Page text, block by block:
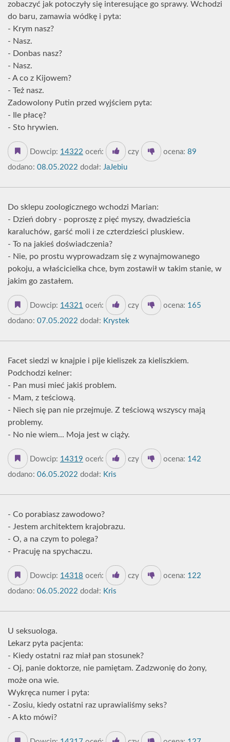
zobaczyć jak potoczyły się interesujące go sprawy. Wchodzi
do baru, zamawia wódkę i pyta:
- Krym nasz?
- Nasz.
- Donbas nasz?
- Nasz.
- A co z Kijowem?
- Też nasz.
Zadowolony Putin przed wyjściem pyta:
- Ile płacę?
- Sto hrywien.
Dowcip: 14322 oceń: czy ocena: 89
dodano: 08.05.2022 dodał: JaJebiu
Do sklepu zoologicznego wchodzi Marian:
- Dzień dobry - poproszę z pięć myszy, dwadzieścia
karaluchów, garść moli i ze czterdzieści pluskiew.
- To na jakieś doświadczenia?
- Nie, po prostu wyprowadzam się z wynajmowanego
pokoju, a właścicielka chce, bym zostawił w takim stanie, w
jakim go zastałem.
Dowcip: 14321 oceń: czy ocena: 165
dodano: 07.05.2022 dodał: Krystek
Facet siedzi w knajpie i pije kieliszek za kieliszkiem.
Podchodzi kelner:
- Pan musi mieć jakiś problem.
- Mam, z teściową.
- Niech się pan nie przejmuje. Z teściową wszyscy mają
problemy.
- No nie wiem... Moja jest w ciąży.
Dowcip: 14319 oceń: czy ocena: 142
dodano: 06.05.2022 dodał: Kris
- Co porabiasz zawodowo?
- Jestem architektem krajobrazu.
- O, a na czym to polega?
- Pracuję na spychaczu.
Dowcip: 14318 oceń: czy ocena: 122
dodano: 06.05.2022 dodał: Kris
U seksuologa.
Lekarz pyta pacjenta:
- Kiedy ostatni raz miał pan stosunek?
- Oj, panie doktorze, nie pamiętam. Zadzwonię do żony,
może ona wie.
Wykręca numer i pyta:
- Zosiu, kiedy ostatni raz uprawialiśmy seks?
- A kto mówi?